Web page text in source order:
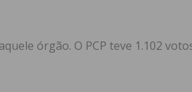
órgão. O PCP teve 1.102